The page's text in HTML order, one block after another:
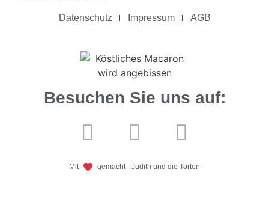
Datenschutz Impressum AGB
Besuchen Sie uns auf:
Mit gemacht - Judith und die Torten